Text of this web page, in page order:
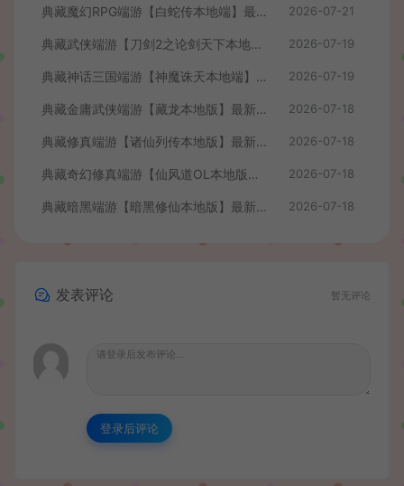
典藏魔幻RPG端游【白蛇传本地端】最新整理Win系服务端+PC客户端+GM工具+详细搭建教程 2026-07-21
典藏武侠端游【刀剑2之论剑天下本地端】最新整理Win系服务端+PC客户端+GM工具+详细搭建教程 2026-07-19
典藏神话三国端游【神魔诛天本地端】最新整理Win系服务端+PC客户端+货币修改教程+详细搭建教程 2026-07-19
典藏金庸武侠端游【藏龙本地版】最新整理Win系服务端+PC客户端+GM工具+详细搭建教程 2026-07-18
典藏修真端游【诸仙列传本地版】最新整理Win系服务端+PC客户端+GM工具+详细搭建教程 2026-07-18
典藏奇幻修真端游【仙风道OL本地版】最新整理Win系服务端+PC客户端+GM工具+详细搭建教程 2026-07-18
典藏暗黑端游【暗黑修仙本地版】最新整理Win系服务端+PC客户端+GM工具+详细搭建教程 2026-07-18
发表评论 暂无评论
登录后评论